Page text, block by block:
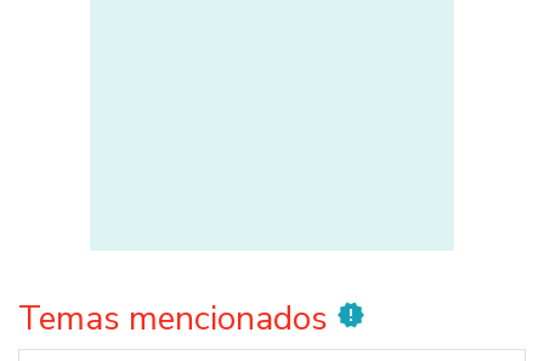
Temas mencionados new_releases